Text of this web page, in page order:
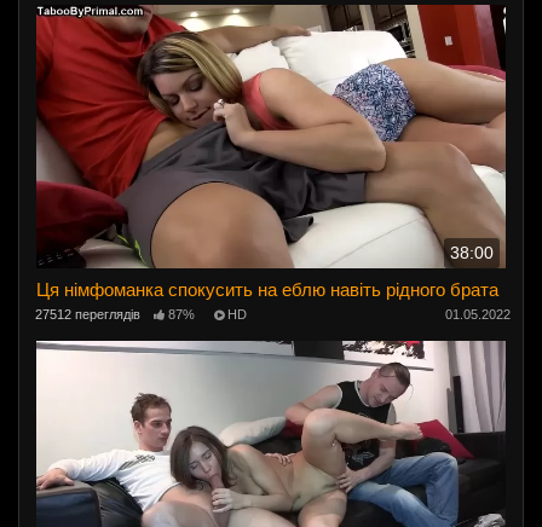
38:00
Ця німфоманка спокусить на еблю навіть рідного брата
27512 переглядів 87% HD 01.05.2022